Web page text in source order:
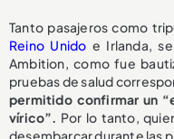
Tanto pasajeros como
Reino Unido e Irlanda,
Ambition, como fue
pruebas de salud
permitido confirmar un
vírico”. Por lo tanto,
desembarcar durante las